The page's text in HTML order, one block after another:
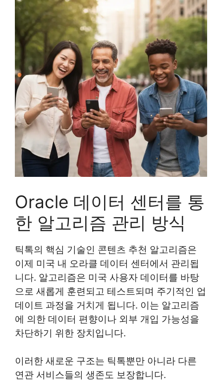
Oracle 데이터 센터를 통
한 알고리즘 관리 방식
틱톡의 핵심 기술인 콘텐츠 추천 알고리즘은
이제 미국 내 오라클 데이터 센터에서 관리됩
니다. 알고리즘은 미국 사용자 데이터를 바탕
으로 새롭게 훈련되고 테스트되며 주기적인 업
데이트 과정을 거치게 됩니다. 이는 알고리즘
에 의한 데이터 편향이나 외부 개입 가능성을
차단하기 위한 장치입니다.
이러한 새로운 구조는 틱톡뿐만 아니라 다른
연관 서비스들의 생존도 보장합니다.